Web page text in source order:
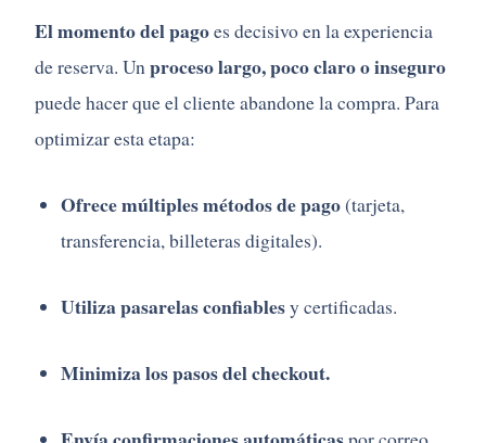
El momento del pagoes decisivo en la experiencia
de reserva. Unproceso largo, poco claro o inseguro
puede hacer que el cliente abandone la compra. Para
optimizar esta etapa:
Ofrece múltiples métodos de pago(tarjeta,
transferencia, billeteras digitales).
Utiliza pasarelas confiablesy certificadas.
Minimiza los pasos del checkout.